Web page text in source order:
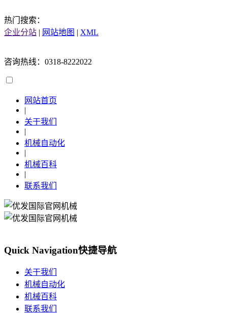
热门搜索：
企业分站 | 网站地图 | XML
咨询热线：0318-8222022
网站首页
|
关于我们
|
机械自动化
|
机械百科
|
联系我们
Quick Navigation快捷导航
关于我们
机械自动化
机械百科
联系我们